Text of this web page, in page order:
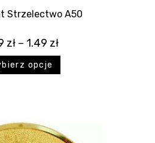
Strzelectwo A50
zł – 1.49 zł
opcje